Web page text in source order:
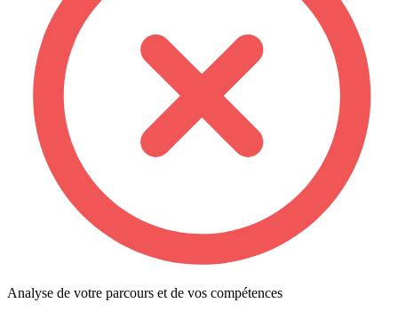
Analyse de votre parcours et de vos compétences